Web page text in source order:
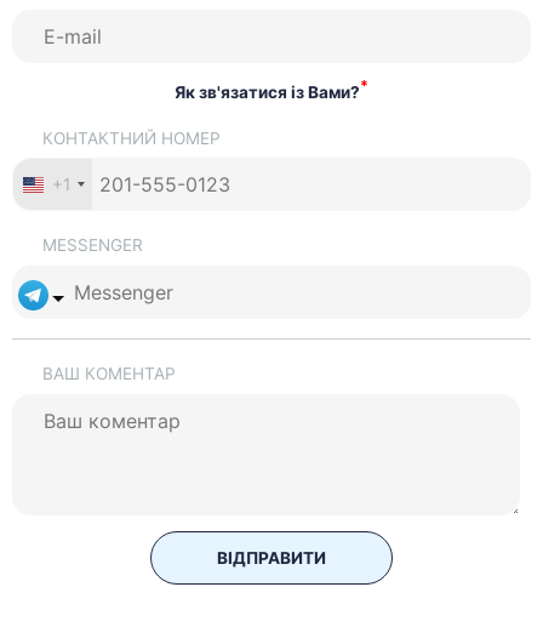
Як зв'язатися із Вами?*
КОНТАКТНИЙ НОМЕР
+1
MESSENGER
ВАШ КОМЕНТАР
ВІДПРАВИТИ